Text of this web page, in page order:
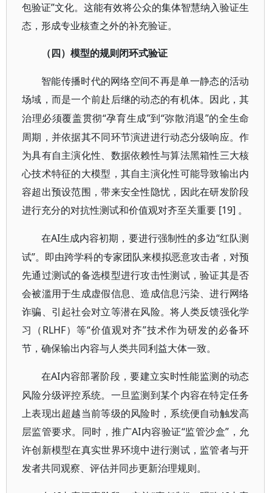
包验证”文化。这能有效将公众的集体智慧纳入验证生
态，形成专业核查之外的补充验证。
（四）模型的规则闭环式验证
智能传播时代的网络空间不再是单一静态的活动
场域，而是一个前赴后继的动态的有机体。因此，其
治理必须覆盖贯彻“孕育生成”到“弥散消退”的全生命
周期，并依据其不同环节演进进行动态分级响应。作
为具有自主演化性、数据依赖性与算法黑箱性三大核
心技术特征的大模型，其自主演化性可能导致输出内
容超出预设范围，带来安全性隐忧，因此在研发阶段
进行充分的对抗性测试和价值观对齐至关重要 [19] 。
在AI生成内容初期，要进行强制性的多边“红队测
试”。即由跨学科的专家团队来模拟恶意攻击者，对预
先通过测试的备选模型进行攻击性测试，验证其是否
会被滥用于生成虚假信息、造成信息污染、进行网络
诈骗、引起社会对立等潜在风险。将人类反馈强化学
习（RLHF）等“价值观对齐”技术作为研发的必备环
节，确保输出内容与人类共同利益大体一致。
在AI内容部署阶段，要建立实时性能监测的动态
风险分级评控系统。一旦监测到某个内容在特定任务
上表现出超越当前等级的风险时，系统便自动触发高
层监管要求。同时，推广AI内容验证“监管沙盒”，允
许创新模型在真实世界环境中进行测试，监管者与开
发者共同观察、评估并同步更新治理规则。